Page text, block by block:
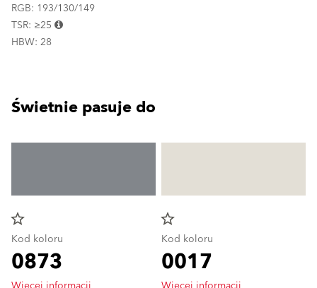
RGB: 193/130/149
TSR: ≥25
HBW: 28
Świetnie pasuje do
star_border
Kod koloru
0873
star_border
Kod koloru
0017